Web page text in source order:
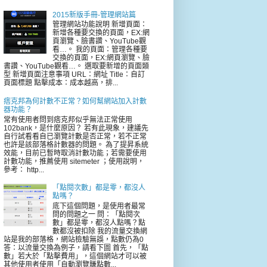
2015新版手冊-管理網站篇
管理網站功能說明 新增頁面：
新增各種要交換的頁面，EX:網
頁瀏覽、臉書讚、YouTube觀
看…。 我的頁面：管理各種要
交換的頁面，EX:網頁瀏覽、臉
書讚、YouTube觀看…。 選取要新增的頁面類
型 新增頁面注意事項 URL：網址 Title：自訂
頁面標題 點擊成本：成本越高，排...
痞克邦為何計數不正常？如何幫網站加入計數
器功能？
常有使用者問到痞克邦似乎無法正常使用
102bank，是什麼原因？ 若有此現象，建議先
自行試看看自已瀏覽計數是否正常，若不正常
也許是該部落格計數器的問題。 為了提昇系統
效能，目前已暫時取消計數功能；若需要使用
計數功能，推薦使用 sitemeter ；使用說明，
參考： http...
「點閱次數」都是零，都沒人
點嗎？
底下這個問題，是使用者最常
問的問題之一 問：「點閱次
數」都是零，都沒人點嗎？點
數都沒被扣除 我的流量交換網
站是我的部落格，網站檢驗無誤，點數仍為0
答：以流量交換為例子，請看下圖 首先，「點
數」若大於「點擊費用」，這個網站才可以被
其他使用者使用「自動瀏覽賺點數...